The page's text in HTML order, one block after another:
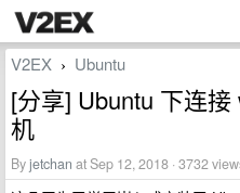
V2EX › Ubuntu
[分享] Ubuntu 下连
机
Byjetchan at Sep 12, 2018 · 3732